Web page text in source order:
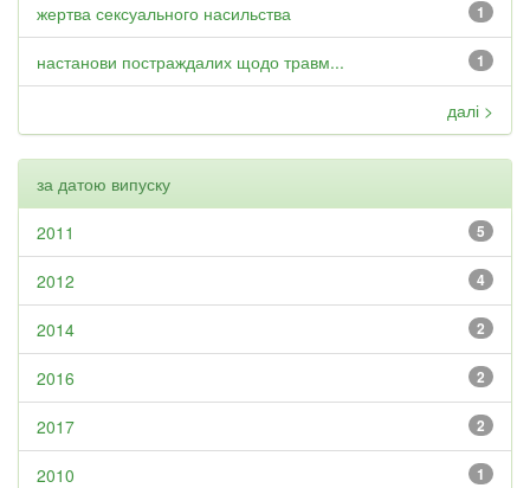
1
жертва сексуального насильства
1
настанови постраждалих щодо травм...
далі >
за датою випуску
5
2011
4
2012
2
2014
2
2016
2
2017
1
2010